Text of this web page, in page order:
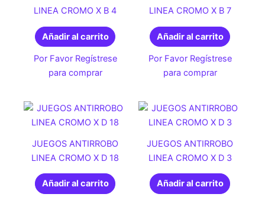
LINEA CROMO X B 4
Añadir al carrito
Por Favor Regístrese
para comprar
LINEA CROMO X B 7
Añadir al carrito
Por Favor Regístrese
para comprar
JUEGOS ANTIRROBO
LINEA CROMO X D 18
Añadir al carrito
JUEGOS ANTIRROBO
LINEA CROMO X D 3
Añadir al carrito